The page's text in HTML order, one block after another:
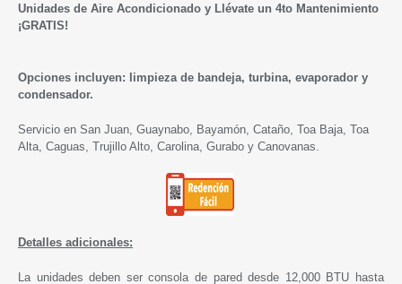
Unidades de Aire Acondicionado y Llévate un 4to Mantenimiento
¡GRATIS!
Opciones incluyen: limpieza de bandeja, turbina, evaporador y
condensador.
Servicio en San Juan, Guaynabo, Bayamón, Cataño, Toa Baja, Toa
Alta, Caguas, Trujillo Alto, Carolina, Gurabo y Canovanas.
Detalles adicionales:
La unidades deben ser consola de pared desde 12,000 BTU hasta